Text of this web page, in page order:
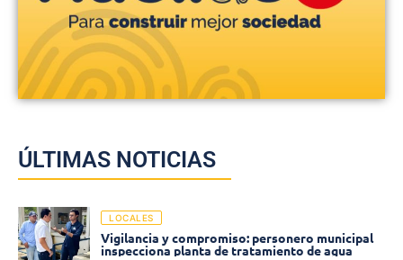
ÚLTIMAS NOTICIAS
LOCALES
Vigilancia y compromiso: personero municipal
inspecciona planta de tratamiento de agua